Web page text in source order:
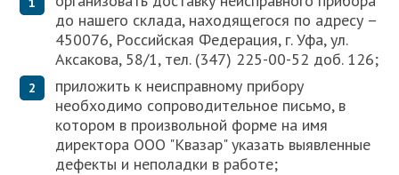
до нашего склада, находящегося по адресу –
450076, Российская Федерация, г. Уфа, ул.
Аксакова, 58/1, тел. (347) 225-00-52 доб. 126;
приложить к неисправному прибору
необходимо сопроводительное письмо, в
котором в произвольной форме на имя
директора ООО "Квазар" указать выявленные
дефекты и неполадки в работе;